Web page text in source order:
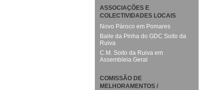
ASSOCIAÇÕES E
COLECTIVIDADES LOCAIS
Novo Pároco em Pomares
Baile da Pinha do GDC Soito da
Ruiva
C.M. Soito da Ruiva em
Assembleia Geral
COMISSÃO DE
MELHORAMENTOS /